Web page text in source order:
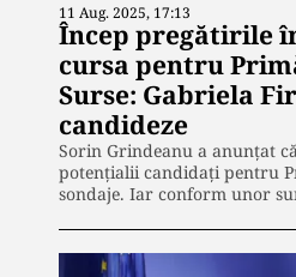
11 Aug. 2025, 17:13
Încep pregătirile
cursa pentru
Surse: Gabriela
candideze
Sorin Grindeanu a anunțat
potențialii candidați pentru
sondaje. Iar conform unor